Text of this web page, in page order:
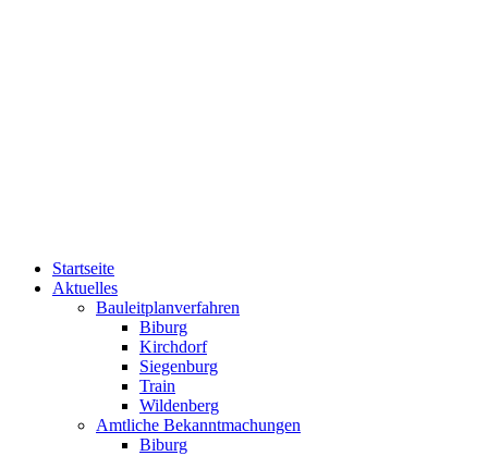
Startseite
Aktuelles
Bauleitplanverfahren
Biburg
Kirchdorf
Siegenburg
Train
Wildenberg
Amtliche Bekanntmachungen
Biburg